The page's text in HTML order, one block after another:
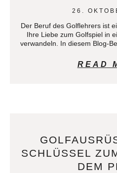
26.
Der Beruf des Golflehrers ist
Ihre Liebe zum Golfspiel in
verwandeln. In diesem Blog-
READ
SCHLÜSSEL
DEM